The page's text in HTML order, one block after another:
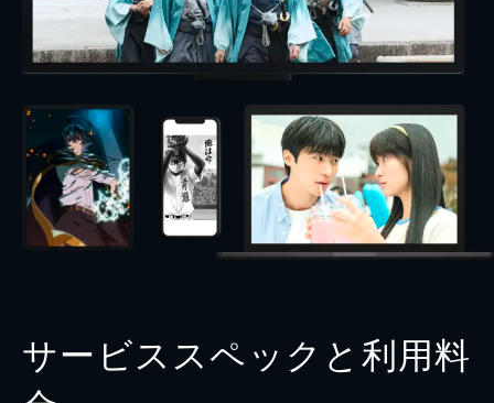
サービススペックと利用料